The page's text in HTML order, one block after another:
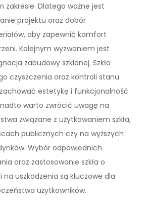
zakresie. Dlatego ważne jest
projektu oraz dobór
aby zapewnić komfort
Kolejnym wyzwaniem jest
zabudowy szklanej. Szkło
czyszczenia oraz kontroli stanu
estetykę i funkcjonalność
warto zwrócić uwagę na
związane z użytkowaniem szkła,
publicznych czy na wyższych
Wybór odpowiednich
oraz zastosowanie szkła o
na uszkodzenia są kluczowe dla
użytkowników.